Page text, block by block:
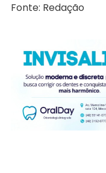
Fonte: Redação